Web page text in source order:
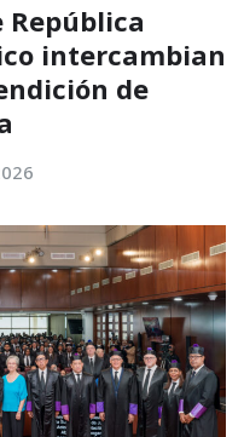
República
intercambian
de